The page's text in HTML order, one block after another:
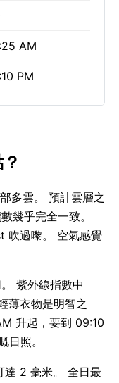
AM
PM
多雲。 預計雲層之
幾乎完全一致。
吹過嚟。 空氣感覺
紫外線指數中
薄衣物是明智之
升起，要到 09:10
照。
2 毫米。 全日最